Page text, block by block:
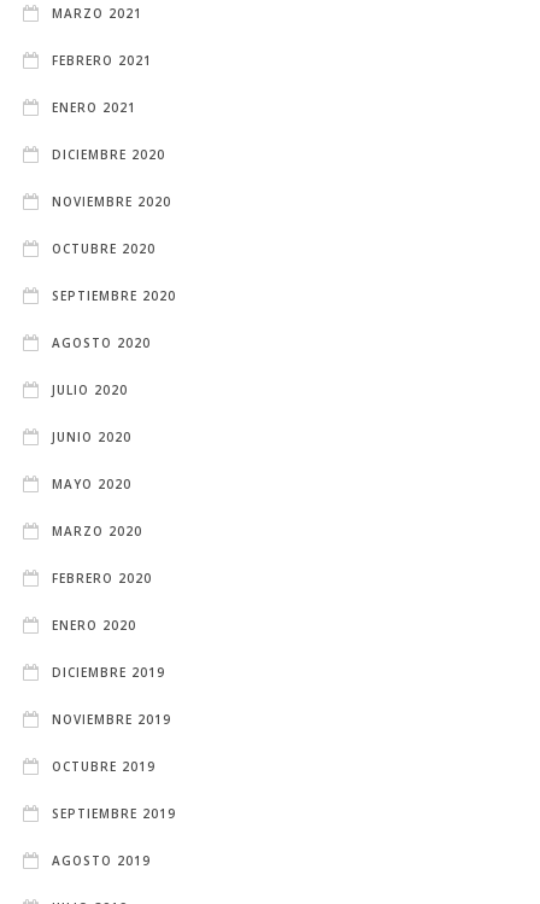
MARZO 2021
FEBRERO 2021
ENERO 2021
DICIEMBRE 2020
NOVIEMBRE 2020
OCTUBRE 2020
SEPTIEMBRE 2020
AGOSTO 2020
JULIO 2020
JUNIO 2020
MAYO 2020
MARZO 2020
FEBRERO 2020
ENERO 2020
DICIEMBRE 2019
NOVIEMBRE 2019
OCTUBRE 2019
SEPTIEMBRE 2019
AGOSTO 2019